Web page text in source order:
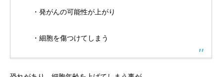
・発がんの可能性が上がり
・細胞を傷つけてしまう